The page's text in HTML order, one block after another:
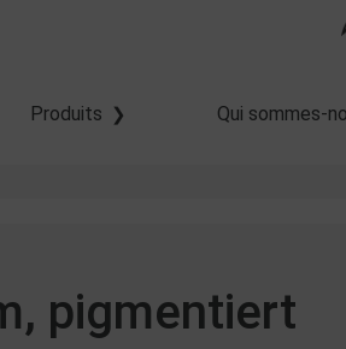
Produits Qui sommes-
pigmentiert